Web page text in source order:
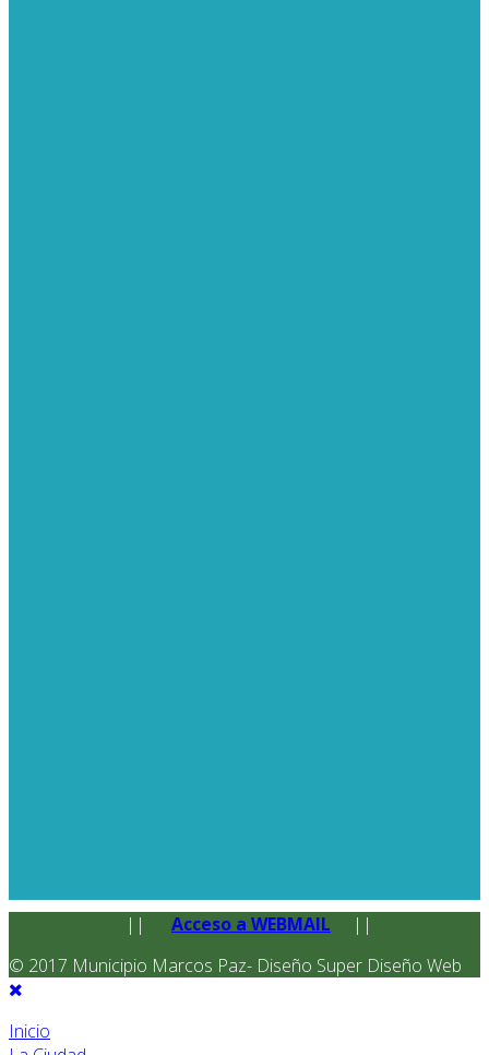
|| Acceso a WEBMAIL
||
© 2017 Municipio Marcos Paz- Diseño Super Diseño Web
Inicio